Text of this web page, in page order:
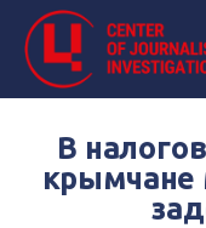
В
крымчане